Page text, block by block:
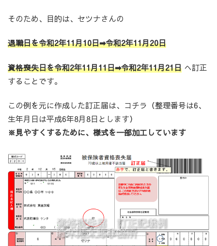
そのため、目的は、セツナさんの
退職日を令和2年11月10日➡令和2年11月20日
資格喪失日を令和2年11月11日➡令和2年11月21日 へ訂正
することです。
この例を元に作成した訂正届は、コチラ（整理番号は6、
生年月日は平成6年8月8日とします）
※見やすくするために、様式を一部加工しています